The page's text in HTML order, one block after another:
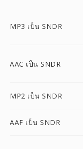
MP3 เป็น SNDR
AAC เป็น SNDR
MP2 เป็น SNDR
AAF เป็น SNDR